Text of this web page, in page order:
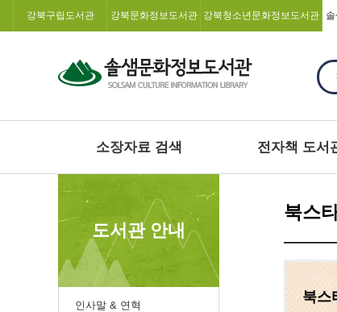
강북구립도서관 강북문화정보도서관 강북청소년문화정보도서관
소장자료 검색 전자책 도서
도서관 안내
인사말 & 연혁
북스
북스